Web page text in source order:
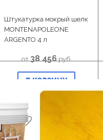
Штукатурка мокрый шелк
MONTENAPOLEONE
ARGENTO 4 л
от38 456руб.
В КОРЗИНУ